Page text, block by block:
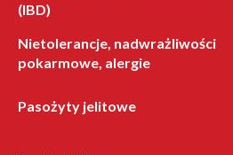
(IBD)
Nietolerancje, nadwrażliwości
pokarmowe, alergie
Pasożyty jelitowe